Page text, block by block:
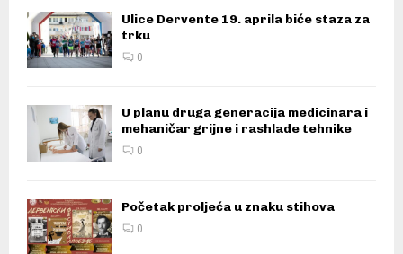
Ulice Dervente 19. aprila biće staza za
trku
0
U planu druga generacija medicinara i
mehaničar grijne i rashlade tehnike
0
Početak proljeća u znaku stihova
0